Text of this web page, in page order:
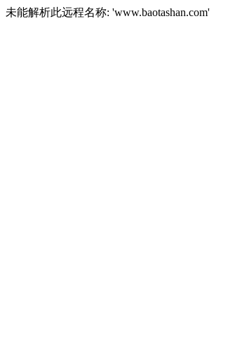
未能解析此远程名称: 'www.baotashan.com'